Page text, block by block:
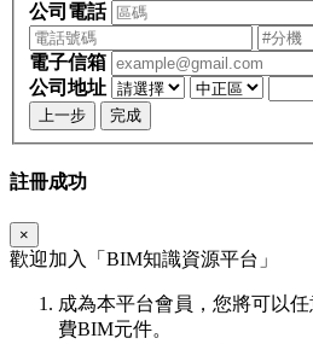
公司電話
電子信箱
公司地址
上一步 完成
註冊成功
×
歡迎加入「 BIM知識資源平台」
成為本平台會員，您將可以
費BIM元件。